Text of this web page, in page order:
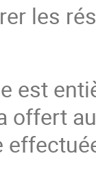
les
est
offert